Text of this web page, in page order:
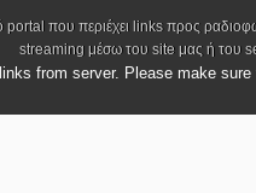
portal που περιέχει links προς
streaming μέσω του site μας ή του
from server. Please make